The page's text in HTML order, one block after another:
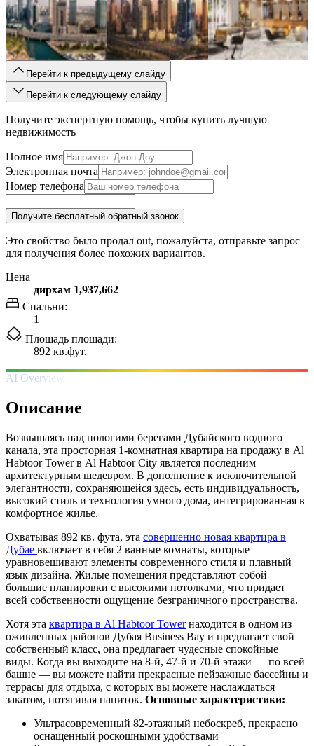
Перейти к предыдущему слайду
Перейти к следующему слайду
Получите экспертную помощь, чтобы купить лучшую
недвижимость
Полное имя
Электронная почта
Номер телефона
Получите бесплатный обратный звонок
Это свойство было продал out, пожалуйста, отправьте запрос
для получения более похожих вариантов.
Цена
дирхам 1,937,662
Спальни:
1
Площадь площади:
892 кв.фут.
AI Overview
Описание
Возвышаясь над пологими берегами Дубайского водного
канала, эта просторная 1-комнатная квартира на продажу в Al
Habtoor Tower в Al Habtoor City является последним
архитектурным шедевром. В дополнение к исключительной
элегантности, сохраняющейся здесь, есть индивидуальность,
высокий стиль и технология умного дома, интегрированная в
комфортное жилье.
Охватывая 892 кв. фута, эта совершенно новая квартира в
Дубае включает в себя 2 ванные комнаты, которые
уравновешивают элементы современного стиля и плавный
язык дизайна. Жилые помещения представляют собой
большие планировки с высокими потолками, что придает
всей собственности ощущение безграничного пространства.
Хотя эта квартира в Al Habtoor Towerнаходится в одном из
оживленных районов Дубая Business Bay и предлагает свой
собственный класс, она предлагает чудесные спокойные
виды. Когда вы выходите на 8-й, 47-й и 70-й этажи — по всей
башне — вы можете найти прекрасные пейзажные бассейны и
террасы для отдыха, с которых вы можете наслаждаться
закатом, потягивая напиток. Основные характеристики:
Ультрасовременный 82-этажный небоскреб, прекрасно
оснащенный роскошными удобствами